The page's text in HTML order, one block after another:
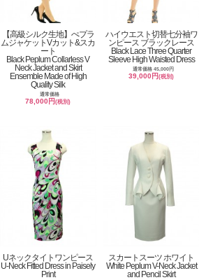
【高級シルク生地】ぺプラ
ムジャケットVカット&スカ
ート
Black Peplum Collarless V
Neck Jacket and Skirt
Ensemble Made of High
Quality Silk
通常価格
78,000円(税別)
ハイウエスト切替七分袖ワ
ンピース ブラックレース
Black Lace Three Quarter
Sleeve High Waisted Dress
通常価格 45,000円
39,000円(税別)
Uネックタイトワンピース
U-Neck Fitted Dress in Paisely
Print
スカートスーツ ホワイト
White Peplum V-Neck Jacket
and Pencil Skirt